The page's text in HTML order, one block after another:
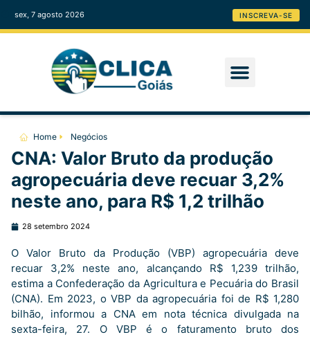
sex, 7 agosto 2026 INSCREVA-SE
Home Negócios
CNA: Valor Bruto da produção
agropecuária deve recuar 3,2%
neste ano, para R$ 1,2 trilhão
28 setembro 2024
O Valor Bruto da Produção (VBP) agropecuária deve
recuar 3,2% neste ano, alcançando R$ 1,239 trilhão,
estima a Confederação da Agricultura e Pecuária do Brasil
(CNA). Em 2023, o VBP da agropecuária foi de R$ 1,280
bilhão, informou a CNA em nota técnica divulgada na
sexta-feira, 27. O VBP é o faturamento bruto dos